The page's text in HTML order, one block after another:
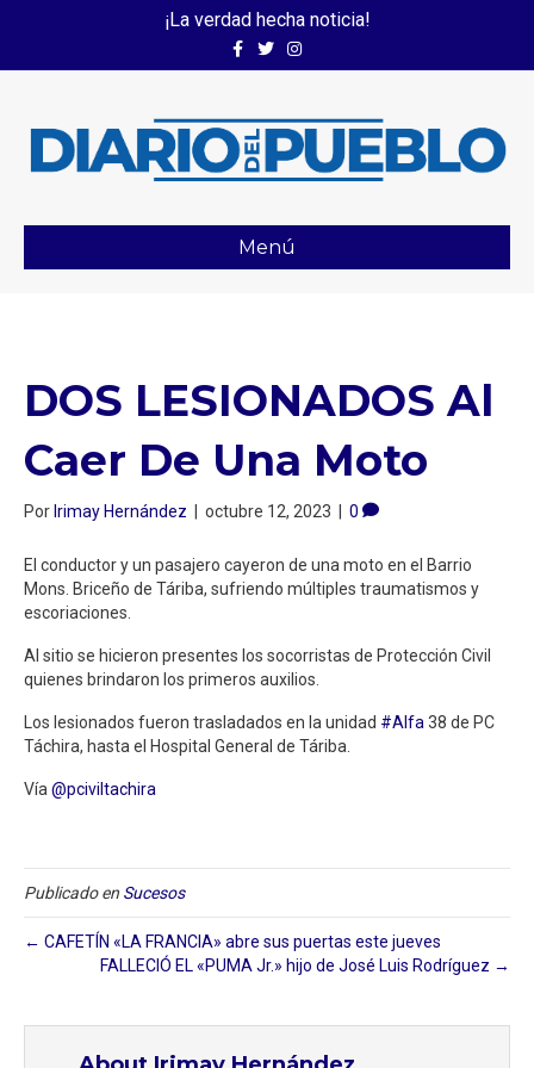
¡La verdad hecha noticia!
FacebookTwitterInstagram
Menú
DOS LESIONADOS Al
Caer De Una Moto
PorIrimay Hernández | octubre 12, 2023 | 0
El conductor y un pasajero cayeron de una moto en el Barrio
Mons. Briceño de Táriba, sufriendo múltiples traumatismos y
escoriaciones.
Al sitio se hicieron presentes los socorristas de Protección Civil
quienes brindaron los primeros auxilios.
Los lesionados fueron trasladados en la unidad #Alfa 38 de PC
Táchira, hasta el Hospital General de Táriba.
Vía @pciviltachira
Publicado en Sucesos
← CAFETÍN «LA FRANCIA» abre sus puertas este jueves
FALLECIÓ EL «PUMA Jr.» hijo de José Luis Rodríguez →